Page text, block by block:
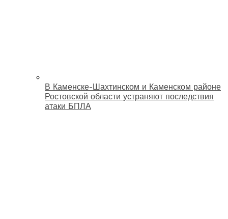
В Каменске-Шахтинском и Каменском районе
Ростовской области устраняют последствия
атаки БПЛА